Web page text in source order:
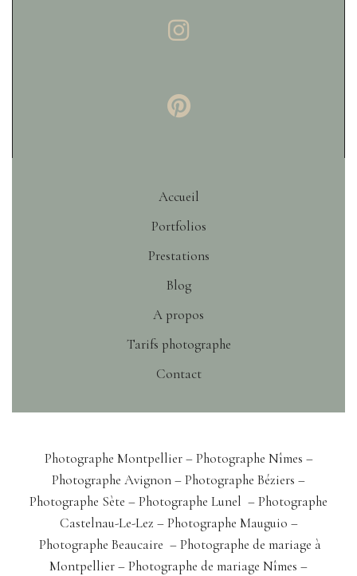
Accueil
Portfolios
Prestations
Blog
A propos
Tarifs photographe
Contact
Photographe Montpellier –Photographe Nîmes –
Photographe Avignon– Photographe Béziers –
Photographe Sète – Photographe Lunel –Photographe
Castelnau-Le-Lez – Photographe Mauguio –
Photographe Beaucaire –Photographe de mariage à
Montpellier–Photographe de mariage Nîmes –